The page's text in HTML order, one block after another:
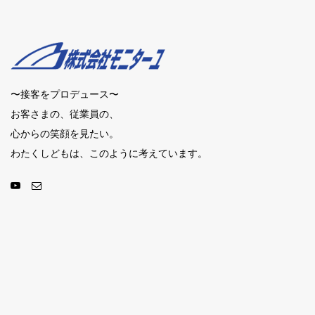
〜接客をプロデュース〜
お客さまの、従業員の、
心からの笑顔を見たい。
わたくしどもは、このように考えています。